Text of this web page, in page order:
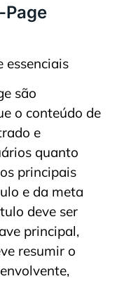
Page
são
o conteúdo de
e
quanto
principais
e da meta
deve ser
principal,
resumir o